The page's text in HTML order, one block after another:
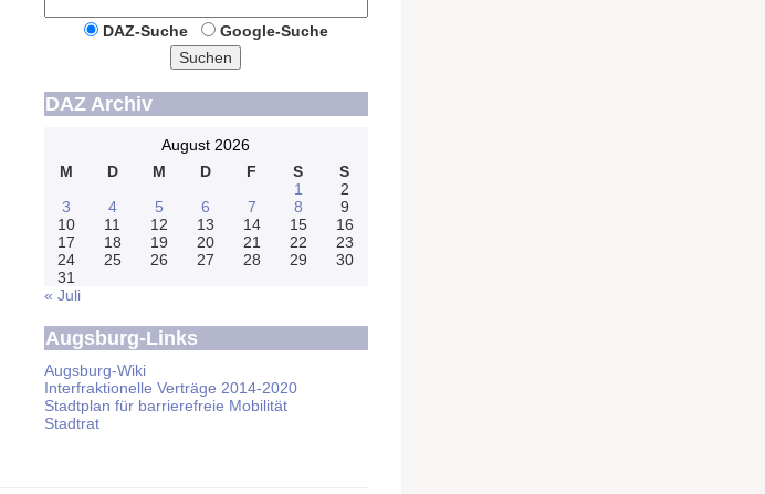
DAZ-Suche
Google-Suche
Suchen
DAZ Archiv
August 2026
M
D M D F S
S
1
2
3
4 5 6 7 8
9
10
11 12 13 14 15
16
17
18 19 20 21 22
23
24
25 26 27 28 29
30
31
« Juli
Augsburg-Links
Augsburg-Wiki
Interfraktionelle Verträge 2014-2020
Stadtplan für barrierefreie Mobilität
Stadtrat